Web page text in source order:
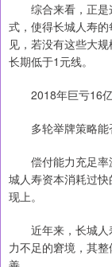
综合来看，正是
式，使得长城人寿
见，若没有这些大
长期低于1元线。
2018年巨亏16亿
多轮举牌策略能
偿付能力充足率
城人寿资本消耗过
现上。
近年来，长城人
力不足的窘境，其